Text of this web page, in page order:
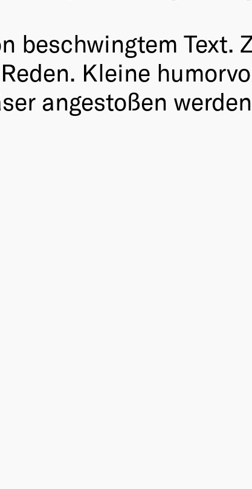
beschwingtem Text.
Kleine
angestoßen